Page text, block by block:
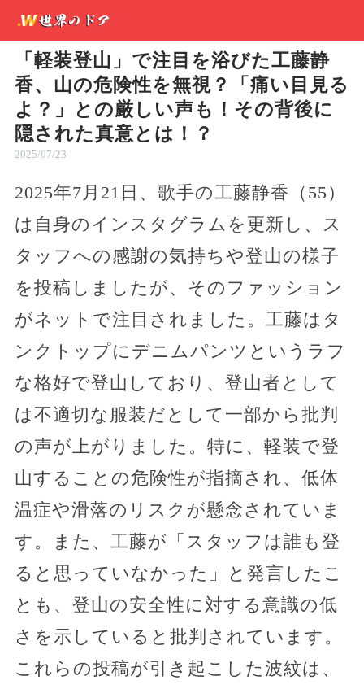
「軽装登山」で注目を浴びた工藤静
香、山の危険性を無視？「痛い目見る
よ？」との厳しい声も！その背後に
隠された真意とは！？
2025/07/23
2025年7月21日、歌手の工藤静香（55）
は自身のインスタグラムを更新し、ス
タッフへの感謝の気持ちや登山の様子
を投稿しましたが、そのファッション
がネットで注目されました。工藤はタ
ンクトップにデニムパンツというラフ
な格好で登山しており、登山者として
は不適切な服装だとして一部から批判
の声が上がりました。特に、軽装で登
山することの危険性が指摘され、低体
温症や滑落のリスクが懸念されていま
す。また、工藤が「スタッフは誰も登
ると思っていなかった」と発言したこ
とも、登山の安全性に対する意識の低
さを示していると批判されています。
これらの投稿が引き起こした波紋は、